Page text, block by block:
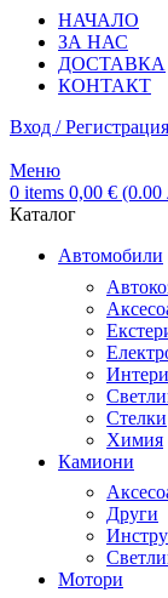
НАЧАЛО
ЗА НАС
ДОСТАВКА
КОНТАКТ
Вход / Регистрация
Меню
0 items 0,00 € (0.00
Каталог
Автомобили
Стелки
Химия
Камиони
Други
Мотори